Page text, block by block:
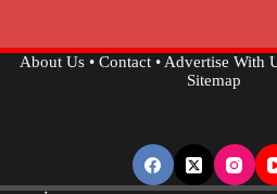
About Us• Contact•Advertise With
Sitemap